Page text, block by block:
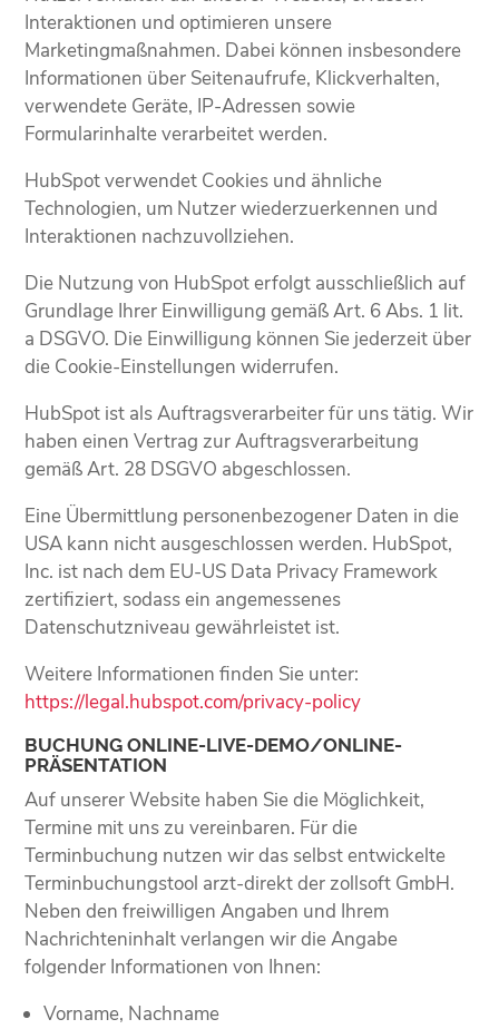
Interaktionen und optimieren unsere
Marketingmaßnahmen. Dabei können insbesondere
Informationen über Seitenaufrufe, Klickverhalten,
verwendete Geräte, IP-Adressen sowie
Formularinhalte verarbeitet werden.
HubSpot verwendet Cookies und ähnliche
Technologien, um Nutzer wiederzuerkennen und
Interaktionen nachzuvollziehen.
Die Nutzung von HubSpot erfolgt ausschließlich auf
Grundlage Ihrer Einwilligung gemäß Art. 6 Abs. 1 lit.
a DSGVO. Die Einwilligung können Sie jederzeit über
die Cookie-Einstellungen widerrufen.
HubSpot ist als Auftragsverarbeiter für uns tätig. Wir
haben einen Vertrag zur Auftragsverarbeitung
gemäß Art. 28 DSGVO abgeschlossen.
Eine Übermittlung personenbezogener Daten in die
USA kann nicht ausgeschlossen werden. HubSpot,
Inc. ist nach dem EU-US Data Privacy Framework
zertifiziert, sodass ein angemessenes
Datenschutzniveau gewährleistet ist.
Weitere Informationen finden Sie unter:
https://legal.hubspot.com/privacy-policy
BUCHUNG ONLINE-LIVE-DEMO/ONLINE-
PRÄSENTATION
Auf unserer Website haben Sie die Möglichkeit,
Termine mit uns zu vereinbaren. Für die
Terminbuchung nutzen wir das selbst entwickelte
Terminbuchungstool arzt-direkt der zollsoft GmbH.
Neben den freiwilligen Angaben und Ihrem
Nachrichteninhalt verlangen wir die Angabe
folgender Informationen von Ihnen:
Vorname, Nachname